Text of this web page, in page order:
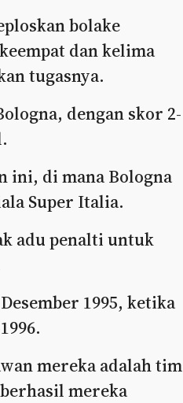
bolake
dan kelima
tugasnya.
dengan skor 2-
ini, di mana Bologna
Super Italia.
adu penalti untuk
1995, ketika
mereka adalah tim
mereka